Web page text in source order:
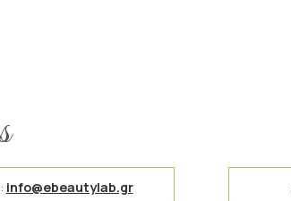
info@ebeautylab.gr